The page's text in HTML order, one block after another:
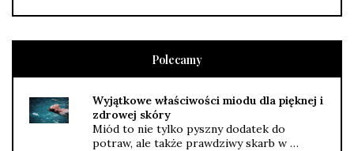
Polecamy
Wyjątkowe właściwości miodu dla pięknej i
zdrowej skóry
Miód to nie tylko pyszny dodatek do
potraw, ale także prawdziwy skarb w …